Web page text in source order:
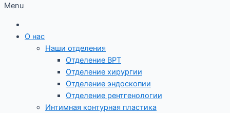
Menu
О нас
Наши отделения
Отделение ВРТ
Отделение хирургии
Отделение эндоскопии
Отделение рентгенологии
Интимная контурная пластика